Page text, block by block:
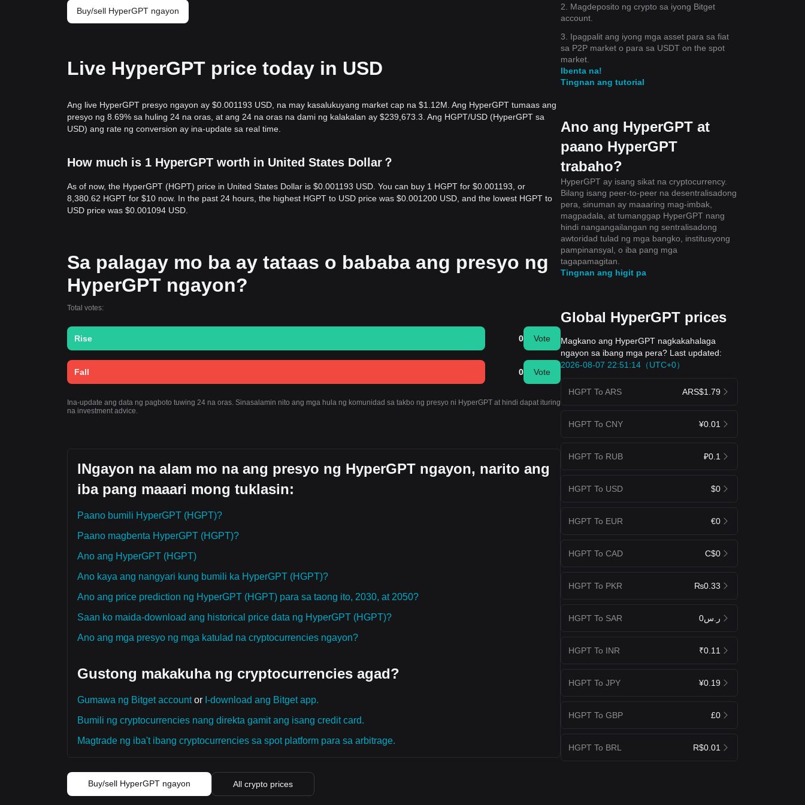
Buy/sell HyperGPT ngayon
Live HyperGPT price today in USD
Ang live HyperGPT presyo ngayon ay $0.001193 USD, na may kasalukuyang market cap na $1.12M. Ang HyperGPT tumaas ang
presyo ng 8.69% sa huling 24 na oras, at ang 24 na oras na dami ng kalakalan ay $239,673.3. Ang HGPT/USD (HyperGPT sa
USD) ang rate ng conversion ay ina-update sa real time.
How much is 1 HyperGPT worth in United States Dollar？
As of now, the HyperGPT (HGPT) price in United States Dollar is $0.001193 USD. You can buy 1 HGPT for $0.001193, or
8,380.62 HGPT for $10 now. In the past 24 hours, the highest HGPT to USD price was $0.001200 USD, and the lowest HGPT to
USD price was $0.001094 USD.
Sa palagay mo ba ay tataas o bababa ang presyo ng
HyperGPT ngayon?
Total votes:
Rise 0 Vote
Fall 0 Vote
Ina-update ang data ng pagboto tuwing 24 na oras. Sinasalamin nito ang mga hula ng komunidad sa takbo ng presyo ni HyperGPT at hindi dapat ituring
na investment advice.
lNgayon na alam mo na ang presyo ng HyperGPT ngayon, narito ang
iba pang maaari mong tuklasin:
Paano bumili HyperGPT (HGPT)?
Paano magbenta HyperGPT (HGPT)?
Ano ang HyperGPT (HGPT)
Ano kaya ang nangyari kung bumili ka HyperGPT (HGPT)?
Ano ang price prediction ng HyperGPT (HGPT) para sa taong ito, 2030, at 2050?
Saan ko maida-download ang historical price data ng HyperGPT (HGPT)?
Ano ang mga presyo ng mga katulad na cryptocurrencies ngayon?
Gustong makakuha ng cryptocurrencies agad?
Gumawa ng Bitget accountor I-download ang Bitget app.
Bumili ng cryptocurrencies nang direkta gamit ang isang credit card.
Magtrade ng iba't ibang cryptocurrencies sa spot platform para sa arbitrage.
Buy/sell HyperGPT ngayon All crypto prices
2. Magdeposito ng crypto sa iyong Bitget
account.
3. Ipagpalit ang iyong mga asset para sa fiat
sa P2P market o para sa USDT on the spot
market.
Ibenta na!
Tingnan ang tutorial
Ano ang HyperGPT at
paano HyperGPT
trabaho?
HyperGPT ay isang sikat na cryptocurrency.
Bilang isang peer-to-peer na desentralisadong
pera, sinuman ay maaaring mag-imbak,
magpadala, at tumanggap HyperGPT nang
hindi nangangailangan ng sentralisadong
awtoridad tulad ng mga bangko, institusyong
pampinansyal, o iba pang mga
tagapamagitan.
Tingnan ang higit pa
Global HyperGPT prices
Magkano ang HyperGPT nagkakahalaga
ngayon sa ibang mga pera? Last updated:
2026-08-07 22:51:14（UTC+0）
HGPT To ARS ARS$1.79
HGPT To CNY ¥0.01
HGPT To RUB ₽0.1
HGPT To USD $0
HGPT To EUR €0
HGPT To CAD C$0
HGPT To PKR ₨0.33
HGPT To SAR ر.س0
HGPT To INR ₹0.11
HGPT To JPY ¥0.19
HGPT To GBP £0
HGPT To BRL R$0.01